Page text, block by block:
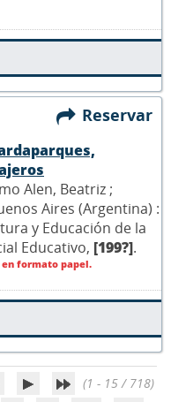
Reservar
Alen, Beatriz ;
Aires (Argentina) :
y Educación de la
Educativo, [199?].
formato papel.
(1 - 15 / 718)